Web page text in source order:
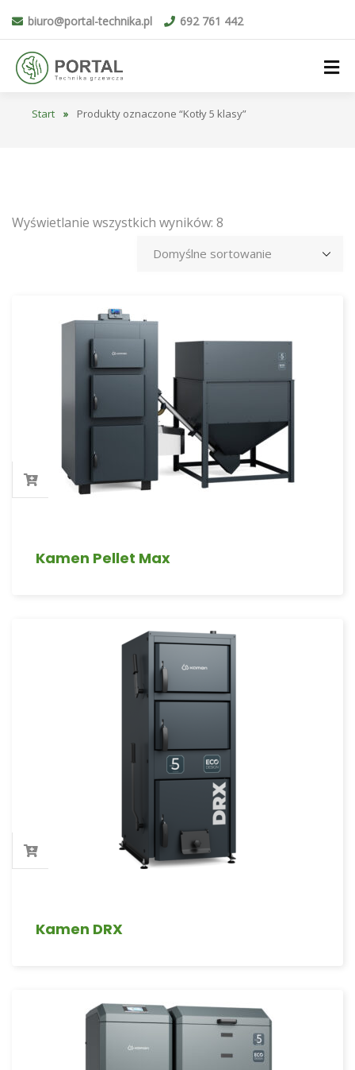
biuro@portal-technika.pl 692 761 442
Start » Produkty oznaczone “Kotły 5 klasy”
Wyświetlanie wszystkich wyników: 8
Kamen Pellet Max
Kamen DRX